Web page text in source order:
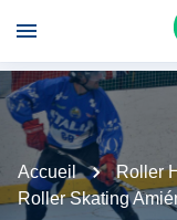
Accueil Roller
Roller Skating